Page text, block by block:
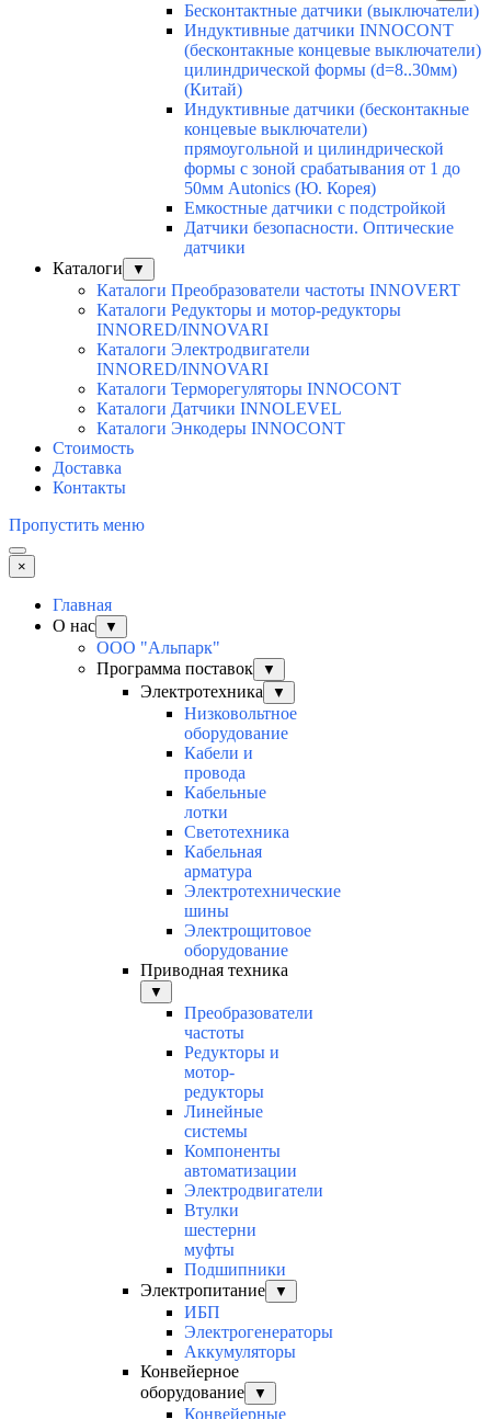
Бесконтактные датчики (выключатели)
Индуктивные датчики INNOCONT
(бесконтакные концевые выключатели)
цилиндрической формы (d=8..30мм)
(Китай)
Индуктивные датчики (бесконтакные
концевые выключатели)
прямоугольной и цилиндрической
формы с зоной срабатывания от 1 до
50мм Autonics (Ю. Корея)
Емкостные датчики с подстройкой
Датчики безопасности. Оптические
датчики
Каталоги
▼
Каталоги Преобразователи частоты INNOVERT
Каталоги Редукторы и мотор-редукторы
INNORED/INNOVARI
Каталоги Электродвигатели
INNORED/INNOVARI
Каталоги Терморегуляторы INNOCONT
Каталоги Датчики INNOLEVEL
Каталоги Энкодеры INNOCONT
Стоимость
Доставка
Контакты
Пропустить меню
×
Главная
О нас
▼
ООО "Альпарк"
Программа поставок
▼
Электротехника ▼
Низковольтное
оборудование
Кабели и
провода
Кабельные
лотки
Светотехника
Кабельная
арматура
Электротехнические
шины
Электрощитовое
оборудование
Приводная техника
▼
Преобразователи
частоты
Редукторы и
мотор-
редукторы
Линейные
системы
Компоненты
автоматизации
Электродвигатели
Втулки
шестерни
муфты
Подшипники
Электропитание
▼
ИБП
Электрогенераторы
Аккумуляторы
Конвейерное
оборудование
▼
Конвейерные